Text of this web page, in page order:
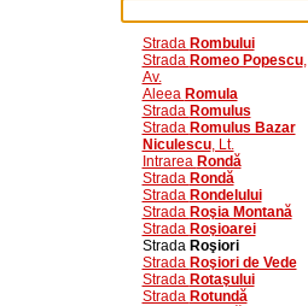
Strada Rombului
Strada Romeo Popescu,
Av.
Aleea Romula
Strada Romulus
Strada Romulus Bazar
Niculescu, Lt.
Intrarea Rondă
Strada Rondă
Strada Rondelului
Strada Roşia Montană
Strada Roşioarei
Strada Roşiori
Strada Roşiori de Vede
Strada Rotaşului
Strada Rotundă